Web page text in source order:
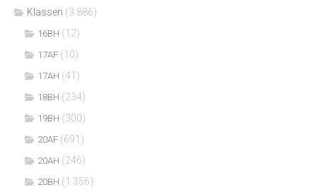
Klassen (3.886)
16BH (12)
17AF (10)
17AH (41)
18BH (234)
19BH (300)
20AF (691)
20AH (246)
20BH (1.356)